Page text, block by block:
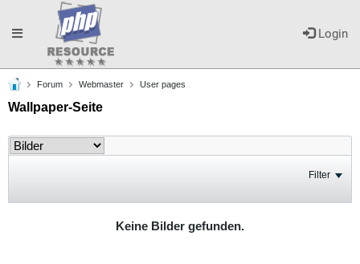
Login
Toggle
navigation
Forum Webmaster User pages
Wallpaper-Seite
Filter
Keine Bilder gefunden.